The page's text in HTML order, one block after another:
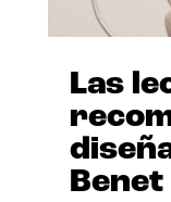
Las
Benet